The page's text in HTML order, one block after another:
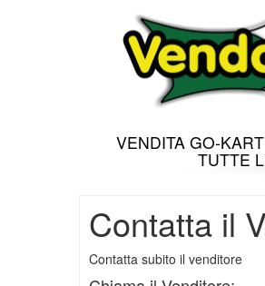
VENDITA GO-
TUTTE
Contatta il
Contatta subito il venditore